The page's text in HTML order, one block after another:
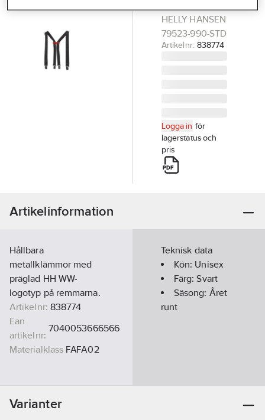
HELLY HANSEN
79523-990-STD
Artikelnr: 838774
Logga in för
lagerstatus och
pris
Artikelinformation
Hållbara
metallklämmor med
präglad HH WW-
logotyp på remmarna.
Artikelnr: 838774
Ean
artikelnr:
7040053666566
Materialklass FAFA02
Teknisk data
Kön: Unisex
Färg:Svart
Säsong: Året
runt
Varianter